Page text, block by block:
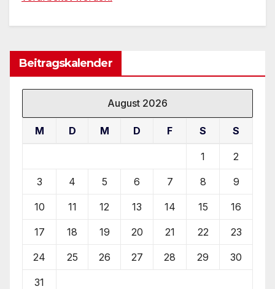
Beitragskalender
August 2026
M D M D F S S
1 2
3 4 5 6 7 8 9
10 11 12 13 14 15 16
17 18 19 20 21 22 23
24 25 26 27 28 29 30
31